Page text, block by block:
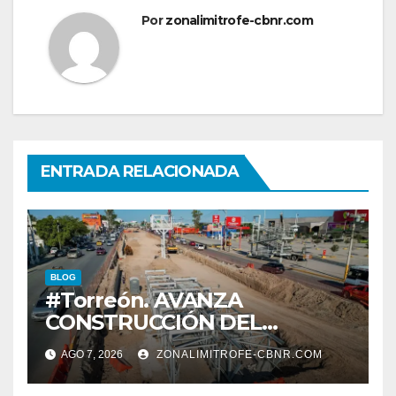
Porzonalimitrofe-cbnr.com
ENTRADA RELACIONADA
BLOG
#Torreón. AVANZA
CONSTRUCCIÓN DEL
SISTEMA VIAL ORIENTE,
SOBRE BULEVAR
REVOLUCIÓN
AGO 7, 2026 ZONALIMITROFE-CBNR.COM